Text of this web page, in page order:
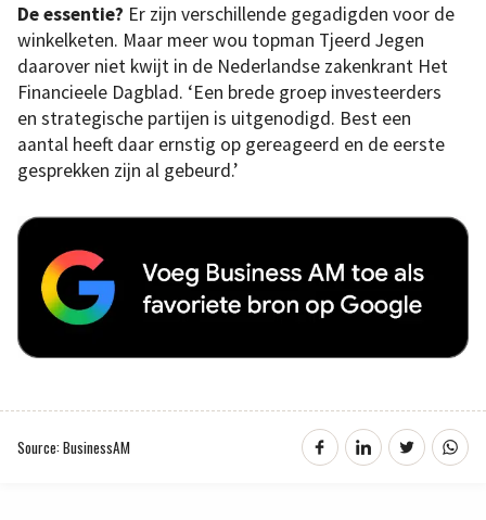
De essentie? Er zijn verschillende gegadigden voor de
winkelketen. Maar meer wou topman Tjeerd Jegen
daarover niet kwijt in de Nederlandse zakenkrant Het
Financieele Dagblad. ‘Een brede groep investeerders
en strategische partijen is uitgenodigd. Best een
aantal heeft daar ernstig op gereageerd en de eerste
gesprekken zijn al gebeurd.’
Source: BusinessAM